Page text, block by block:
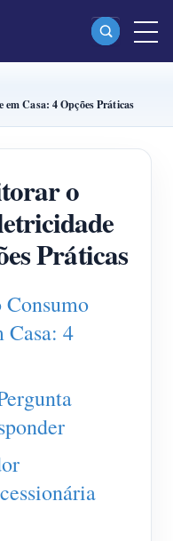
Wi-Fi (WEM3080T)
Wi-Fi (WEM3046T)
Wi-Fi (WEM3050T)
de energia
Casa: 4 Opções Práticas
o
Práticas
Casa: 4